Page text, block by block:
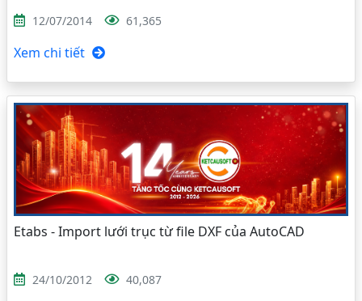
12/07/2014 61,365
Xem chi tiết
Etabs - Import lưới trục từ file DXF của AutoCAD
24/10/2012 40,087